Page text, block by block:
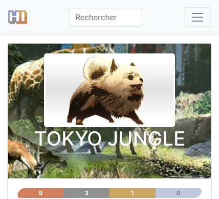
TOKYO JUNGLE
9 3 1
0